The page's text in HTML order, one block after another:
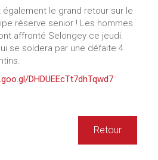
également le grand retour sur le
réserve senior ! Les hommes
affronté Selongey ce jeudi.
se soldera par une défaite 4
DHDUEEcTt7dhTqwd7
Retour